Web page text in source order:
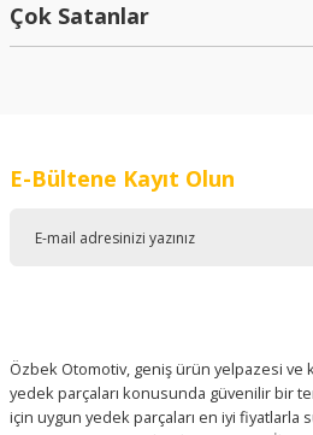
İTHAL
7.150,00 ₺
Çok Satanlar
E-Bültene Kayıt Olun
Özbek Otomotiv, geniş ürün yelpazesi ve
yedek parçaları konusunda güvenilir bir
için uygun yedek parçaları en iyi fiyatlarla